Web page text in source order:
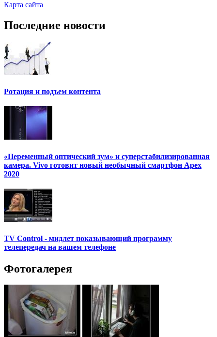
Карта сайта
Последние новости
Ротация и подъем контента
«Переменный оптический зум» и суперстабилизированная
камера. Vivo готовит новый необычный смартфон Apex
2020
TV Control - мидлет показывающий программу
телепередач на вашем телефоне
Фотогалерея